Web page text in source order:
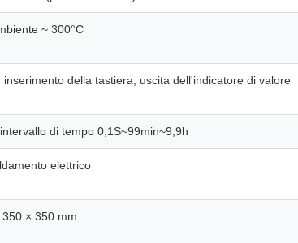
~ 300°C
inserimento della tastiera, uscita dell'indicatore di valore
di tempo 0,1S~99min~9,9h
elettrico
× 350 mm